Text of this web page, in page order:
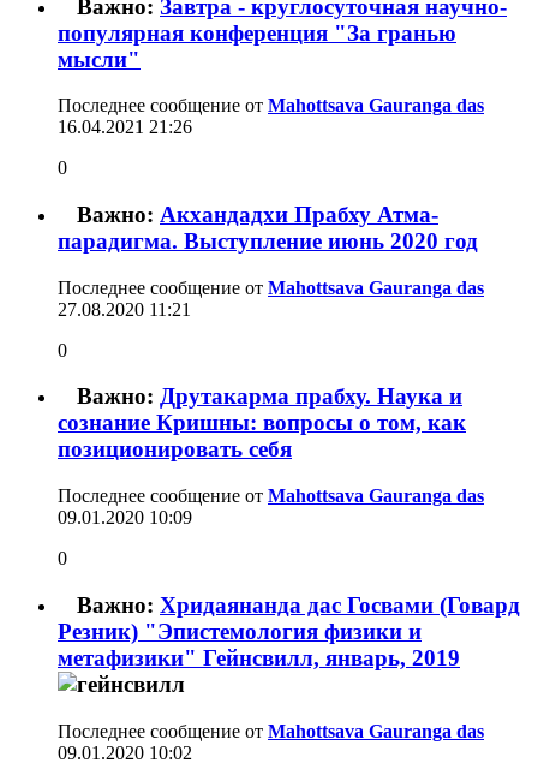
Важно: Завтра - круглосуточная научно-
популярная конференция "За гранью
мысли"
Последнее сообщение от Mahottsava Gauranga das
16.04.2021 21:26
0
Важно: Акхандадхи Прабху Атма-
парадигма. Выступление июнь 2020 год
Последнее сообщение от Mahottsava Gauranga das
27.08.2020 11:21
0
Важно: Друтакарма прабху. Наука и
сознание Кришны: вопросы о том, как
позиционировать себя
Последнее сообщение от Mahottsava Gauranga das
09.01.2020 10:09
0
Важно: Хридаянанда дас Госвами (Говард
Резник) "Эпистемология физики и
метафизики" Гейнсвилл, январь, 2019
Последнее сообщение от Mahottsava Gauranga das
09.01.2020 10:02